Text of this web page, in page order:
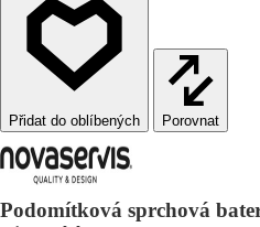
Porovnat
Podomítková sprchová